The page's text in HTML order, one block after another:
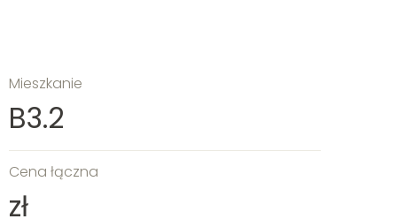
Mieszkanie
B3.2
Cena łączna
zł